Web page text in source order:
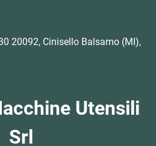
20092, Cinisello Balsamo (MI),
Utensili
Srl